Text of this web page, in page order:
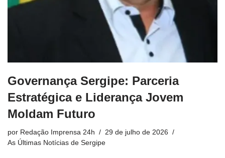
Governança Sergipe: Parceria
Estratégica e Liderança Jovem
Moldam Futuro
por Redação Imprensa 24h
29 de julho de 2026
As Últimas Notícias de Sergipe